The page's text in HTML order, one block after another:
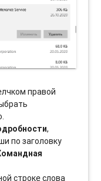
правой
,
по заголовку
строке слова